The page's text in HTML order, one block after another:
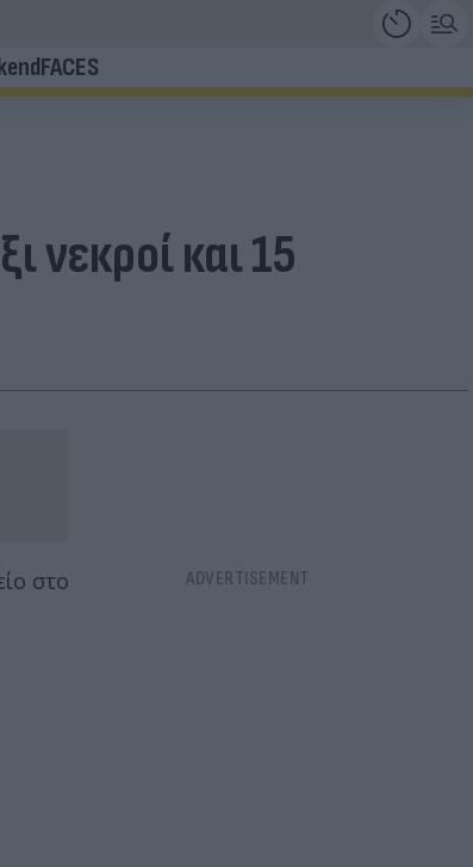
FACES
νεκροί και 15
στο